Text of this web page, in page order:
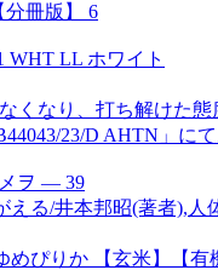
冊版】 6
WHT LL ホワイト
くなり、打ち解けた
23/D AHTN」に
ヲ ― 39
える/井本邦昭(著者),人
めぴりか 【玄米】【